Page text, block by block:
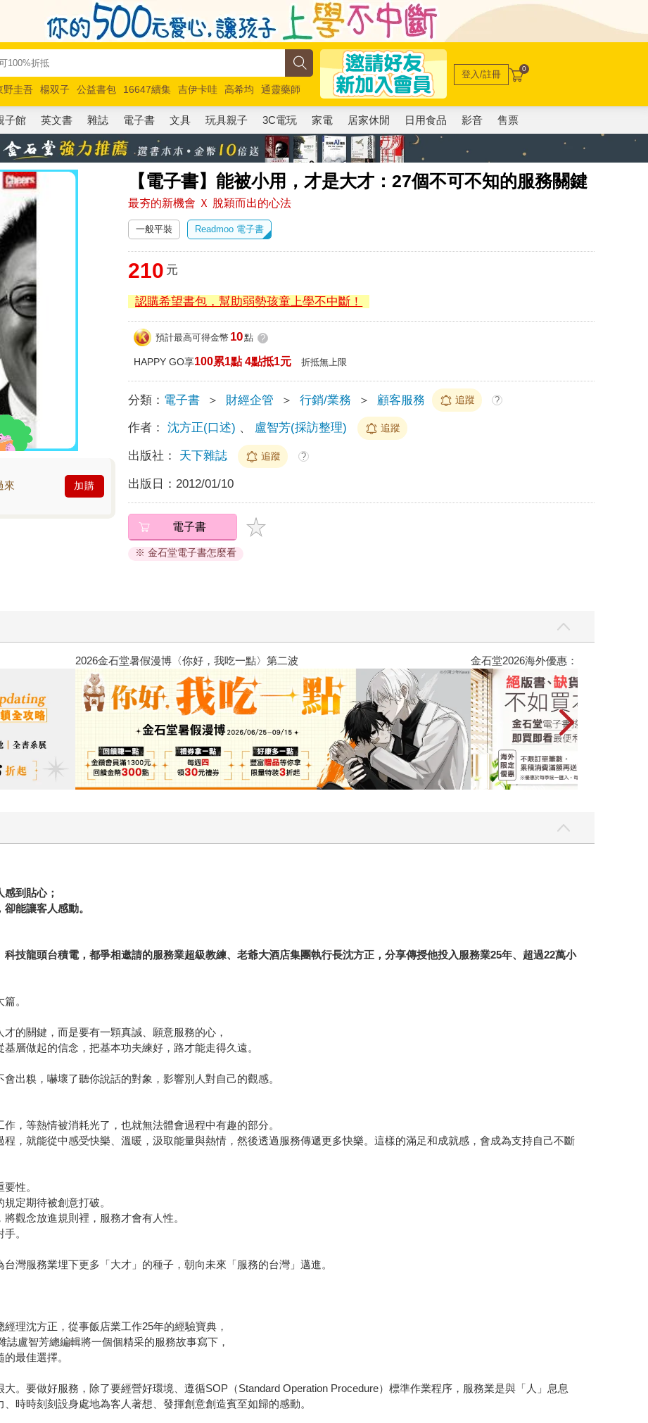
野圭吾 楊双子 公益書包 16647續集 吉伊卡哇 高希均
通靈藥師
賽 路邊攤新作 馬斯克 玩具總動員5 超慢跑
登入/註冊 0
子館 英文書 雜誌 電子書 文具 玩具親子 3C電玩 家電 居家休閒 日用食品 影音 售票
【電子書】能被小用，才是大才：27個不可不知的服務關鍵
最夯的新機會 Ｘ 脫穎而出的心法
來 加購
一般平裝 Readmoo 電子書
210 元
認購希望書包，幫助弱勢孩童上學不中斷！
預計最高可得金幣 10點 ?
HAPPY GO享100累1點 4點抵1元 折抵無上限
分類： 電子書 ＞ 財經企管 ＞ 行銷/業務 ＞ 顧客服務 追蹤 ?
作者： 沈方正(口述) 、 盧智芳(採訪整理) 追蹤
出版社： 天下雜誌 追蹤 ?
出版日： 2012/01/10
電子書
※ 金石堂電子書怎麼看
2026金石堂暑假漫博〈你好，我吃一點〉第二波 金石堂2026海
到貼心；
能讓客人感動。
技龍頭台積電，都爭相邀請的服務業超級教練、老爺大酒店集團執行長沈方正，分享傳授他投入服務業25年、超過22萬小
。
的關鍵，而是要有一顆真誠、願意服務的心，
層做起的信念，把基本功夫練好，路才能走得久遠。
出糗，嚇壞了聽你說話的對象，影響別人對自己的觀感。
，等熱情被消耗光了，也就無法體會過程中有趣的部分。
，就能從中感受快樂、溫暖，汲取能量與熱情，然後透過服務傳遞更多快樂。這樣的滿足和成就感，會成為支持自己不斷
性。
定期待被創意打破。
觀念放進規則裡，服務才會有人性。
。
灣服務業埋下更多「大才」的種子，朝向未來「服務的台灣」邁進。
理沈方正，從事飯店業工作25年的經驗寶典，
盧智芳總編輯將一個個精采的服務故事寫下，
最佳選擇。
。要做好服務，除了要經營好環境、遵循SOP（Standard Operation Procedure）標準作業程序，服務業是與「人」息息
時時刻刻設身處地為客人著想、發揮創意創造賓至如歸的感動。